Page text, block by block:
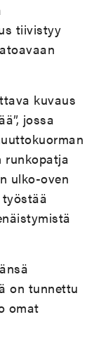
tiivistyy
kuvaus
jossa
runkopatja
ulko-oven
työstää
on tunnettu
omat